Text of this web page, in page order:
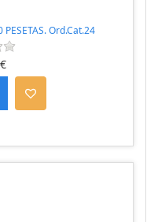
Ord.Cat.24